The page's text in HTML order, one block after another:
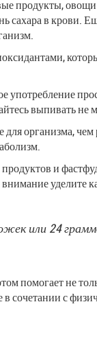
продукты,
сахара в крови.
употребление
выпивать не
организма,
и
уделите
или 24
помогает не
сочетании с